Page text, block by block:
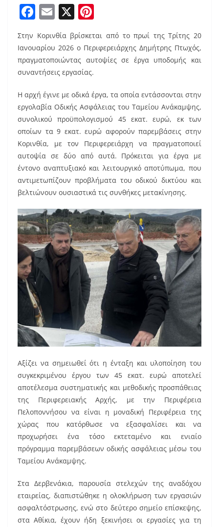
F
c
e
b
o
o
k
E
m
ai
l
X
er
e
Στην Κορινθία βρίσκεται από το πρωί της Τρίτης 20
Ιανουαρίου 2026 ο Περιφερειάρχης Δημήτρης Πτωχός,
πραγματοποιώντας αυτοψίες σε έργα υποδομής και
συναντήσεις εργασίας.
Η αρχή έγινε με οδικά έργα, τα οποία εντάσσονται στην
εργολαβία Οδικής Ασφάλειας του Ταμείου Ανάκαμψης,
συνολικού προϋπολογισμού 45 εκατ. ευρώ, εκ των
οποίων τα 9 εκατ. ευρώ αφορούν παρεμβάσεις στην
Κορινθία, με τον Περιφερειάρχη να πραγματοποιεί
αυτοψία σε δύο από αυτά. Πρόκειται για έργα με
έντονο αναπτυξιακό και λειτουργικό αποτύπωμα, που
αντιμετωπίζουν προβλήματα του οδικού δικτύου και
βελτιώνουν ουσιαστικά τις συνθήκες μετακίνησης.
Αξίζει να σημειωθεί ότι η ένταξη και υλοποίηση του
συγκεκριμένου έργου των 45 εκατ. ευρώ αποτελεί
αποτέλεσμα συστηματικής και μεθοδικής προσπάθειας
της Περιφερειακής Αρχής, με την Περιφέρεια
Πελοποννήσου να είναι η μοναδική Περιφέρεια της
χώρας που κατόρθωσε να εξασφαλίσει και να
προχωρήσει ένα τόσο εκτεταμένο και ενιαίο
πρόγραμμα παρεμβάσεων οδικής ασφάλειας μέσω του
Ταμείου Ανάκαμψης.
Στα Δερβενάκια, παρουσία στελεχών της αναδόχου
εταιρείας, διαπιστώθηκε η ολοκλήρωση των εργασιών
ασφαλτόστρωσης, ενώ στο δεύτερο σημείο επίσκεψης,
στα Αθίκια, έχουν ήδη ξεκινήσει οι εργασίες για τη